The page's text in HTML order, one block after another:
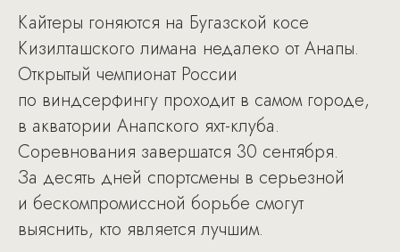
Кайтеры гоняются на Бугазской косе
Кизилташского лимана недалеко от Анапы.
Открытый чемпионат России
по виндсерфингу проходит в самом городе,
в акватории Анапского яхт-клуба.
Соревнования завершатся 30 сентября.
За десять дней спортсмены в серьезной
и бескомпромиссной борьбе смогут
выяснить, кто является лучшим.